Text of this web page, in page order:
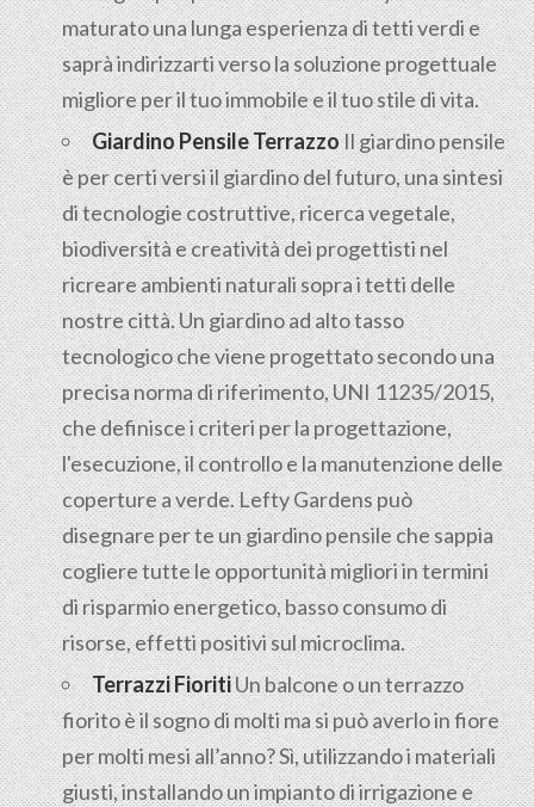
maturato una lunga esperienza di tetti verdi e
saprà indirizzarti verso la soluzione progettuale
migliore per il tuo immobile e il tuo stile di vita.
Giardino Pensile TerrazzoIl giardino pensile
è per certi versi il giardino del futuro, una sintesi
di tecnologie costruttive, ricerca vegetale,
biodiversità e creatività dei progettisti nel
ricreare ambienti naturali sopra i tetti delle
nostre città. Un giardino ad alto tasso
tecnologico che viene progettato secondo una
precisa norma di riferimento, UNI 11235/2015,
che definisce i criteri per la progettazione,
l'esecuzione, il controllo e la manutenzione delle
coperture a verde. Lefty Gardens può
disegnare per te un giardino pensile che sappia
cogliere tutte le opportunità migliori in termini
di risparmio energetico, basso consumo di
risorse, effetti positivi sul microclima.
Terrazzi FioritiUn balcone o un terrazzo
fiorito è il sogno di molti ma si può averlo in fiore
per molti mesi all’anno? Sì, utilizzando i materiali
giusti, installando un impianto di irrigazione e